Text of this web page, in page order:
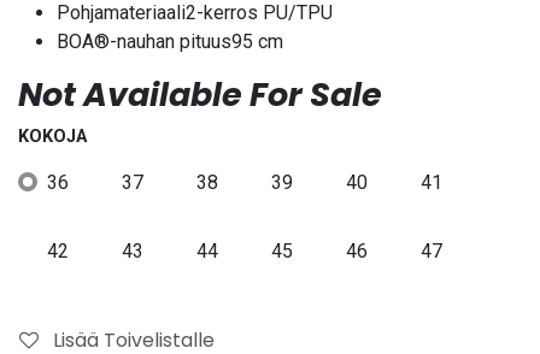
Pohjamateriaali2-kerros PU/TPU
BOA®-nauhan pituus95 cm
Not Available For Sale
KOKOJA
36 37 38 39 40 41
42 43 44 45 46 47
Lisää Toivelistalle